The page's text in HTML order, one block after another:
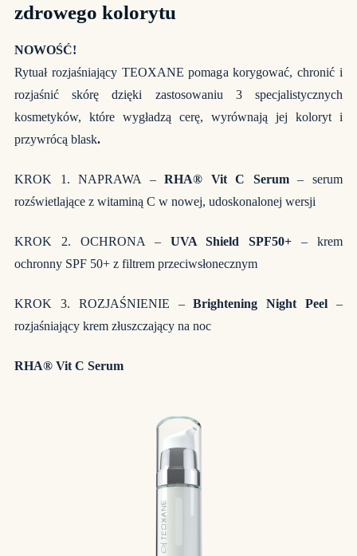
zdrowego kolorytu
NOWOŚĆ!
Rytuał rozjaśniający TEOXANE pomaga korygować, chronić i
rozjaśnić skórę dzięki zastosowaniu 3 specjalistycznych
kosmetyków, które wygładzą cerę, wyrównają jej koloryt i
przywrócą blask.
KROK 1. NAPRAWA –RHA® Vit C Serum– serum
rozświetlające z witaminą C w nowej, udoskonalonej wersji
KROK 2. OCHRONA – UVA Shield SPF50+ – krem
ochronny SPF 50+ z filtrem przeciwsłonecznym
KROK 3. ROZJAŚNIENIE –Brightening Night Peel–
rozjaśniający krem złuszczający na noc
RHA® Vit C Serum